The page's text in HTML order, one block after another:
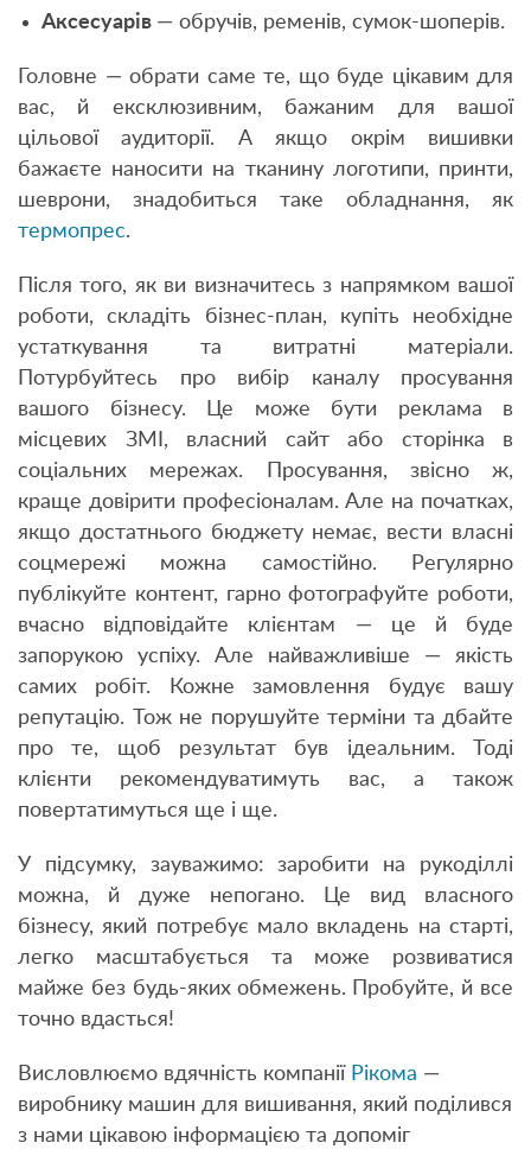
Аксесуарів — обручів, ременів, сумок-шоперів.
Головне — обрати саме те, що буде цікавим для
вас, й ексклюзивним, бажаним для вашої
цільової аудиторії. А якщо окрім вишивки
бажаєте наносити на тканину логотипи, принти,
шеврони, знадобиться таке обладнання, як
термопрес.
Після того, як ви визначитесь з напрямком вашої
роботи, складіть бізнес-план, купіть необхідне
устаткування та витратні матеріали.
Потурбуйтесь про вибір каналу просування
вашого бізнесу. Це може бути реклама в
місцевих ЗМІ, власний сайт або сторінка в
соціальних мережах. Просування, звісно ж,
краще довірити професіоналам. Але на початках,
якщо достатнього бюджету немає, вести власні
соцмережі можна самостійно. Регулярно
публікуйте контент, гарно фотографуйте роботи,
вчасно відповідайте клієнтам — це й буде
запорукою успіху. Але найважливіше — якість
самих робіт. Кожне замовлення будує вашу
репутацію. Тож не порушуйте терміни та дбайте
про те, щоб результат був ідеальним. Тоді
клієнти рекомендуватимуть вас, а також
повертатимуться ще і ще.
У підсумку, зауважимо: заробити на рукоділлі
можна, й дуже непогано. Це вид власного
бізнесу, який потребує мало вкладень на старті,
легко масштабується та може розвиватися
майже без будь-яких обмежень. Пробуйте, й все
точно вдасться!
Висловлюємо вдячність компанії Рікома —
виробнику машин для вишивання, який поділився
з нами цікавою інформацією та допоміг